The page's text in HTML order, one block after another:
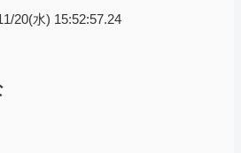
20(水) 15:52:57.24